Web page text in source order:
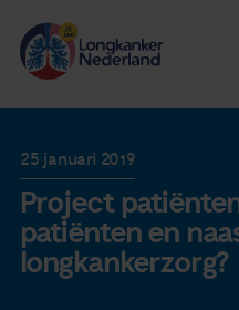
Longkanker
Leven met
Ervaringen
25 januari 2019
Project
patiënten en
longkankerzorg?